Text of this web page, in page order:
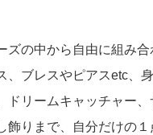
ズの中から自由に組み合
、ブレスやピアスetc、
ドリームキャッチャー、
飾りまで、自分だけの１